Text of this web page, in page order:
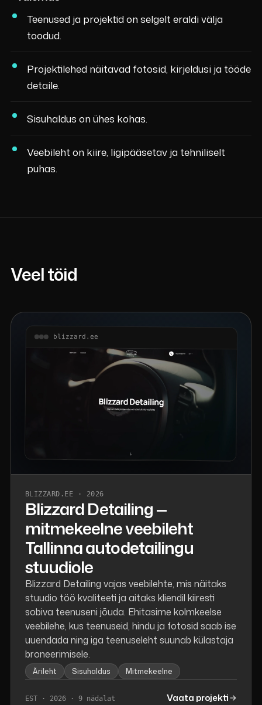
Teenused ja projektid on selgelt eraldi välja
toodud.
Projektilehed näitavad fotosid, kirjeldusi ja tööde
detaile.
Sisuhaldus on ühes kohas.
Veebileht on kiire, ligipääsetav ja tehniliselt
puhas.
Veel töid
blizzard.ee
BLIZZARD.EE · 2026
Blizzard Detailing —
mitmekeelne veebileht
Tallinna autodetailingu
stuudiole
Blizzard Detailing vajas veebilehte, mis näitaks
stuudio töö kvaliteeti ja aitaks kliendil kiiresti
sobiva teenuseni jõuda. Ehitasime kolmkeelse
veebilehe, kus teenuseid, hindu ja fotosid saab ise
uuendada ning iga teenuseleht suunab külastaja
broneerimisele.
Ärileht Sisuhaldus Mitmekeelne
EST · 2026 · 9 nädalat Vaata projekti